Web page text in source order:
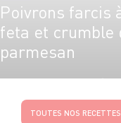
Poivrons farcis
feta et crumble
parmesan
TOUTES NOS RECETTES